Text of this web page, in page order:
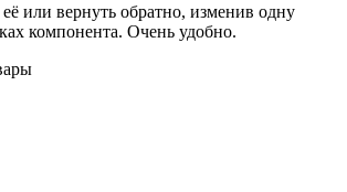
или вернуть обратно, изменив одну
компонента. Очень удобно.